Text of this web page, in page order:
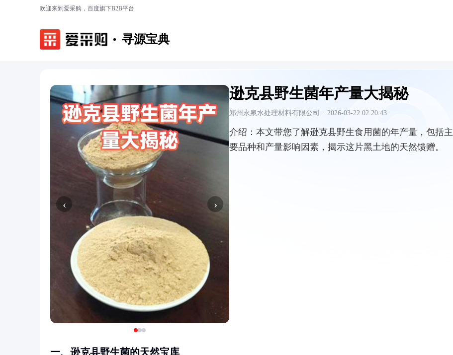
欢迎来到爱采购，百度旗下B2B平台
寻源宝典
‹ ›
逊克县野生菌年产量大揭秘
郑州永泉水处理材料有限公司 · 2026-03-22 02:20:43
介绍： 本文带您了解逊克县野生食用菌的年产量，包括主
要品种和产量影响因素，揭示这片黑土地的天然馈赠。
一、逊克县野生菌的天然宝库